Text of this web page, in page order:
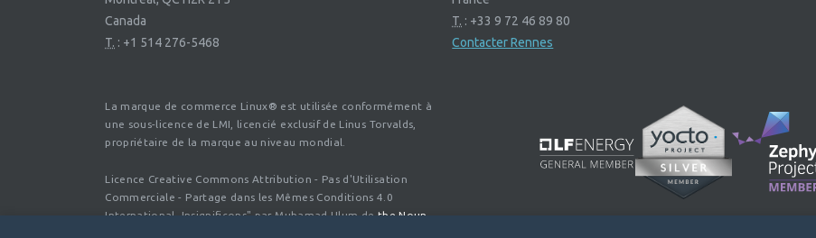
Canada
T. : +1 514 276-5468
T. : +33 9 72 46 89 80
Contacter Rennes
La marque de commerce Linux® est utilisée conformément à
une sous-licence de LMI, licencié exclusif de Linus Torvalds,
propriétaire de la marque au niveau mondial.
Licence Creative Commons Attribution - Pas d'Utilisation
Commerciale - Partage dans les Mêmes Conditions 4.0
International. Insignificons" par Muhamad Ulum de the Noun